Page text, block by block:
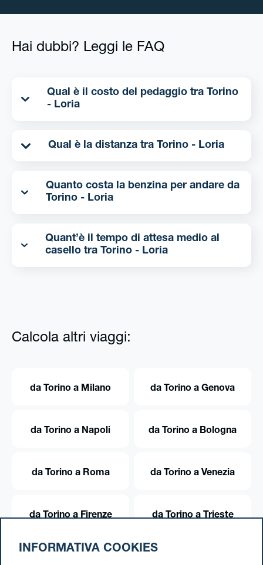
Hai dubbi? Leggi le FAQ
Qual è il costo del pedaggio tra Torino
- Loria
Qual è la distanza tra Torino - Loria
Quanto costa la benzina per andare da
Torino - Loria
Quant’è il tempo di attesa medio al
casello tra Torino - Loria
Calcola altri viaggi:
da Torino a Milano da Torino a Genova
da Torino a Napoli da Torino a Bologna
da Torino a Roma da Torino a Venezia
da Torino a Firenze da Torino a Trieste
INFORMATIVA COOKIES